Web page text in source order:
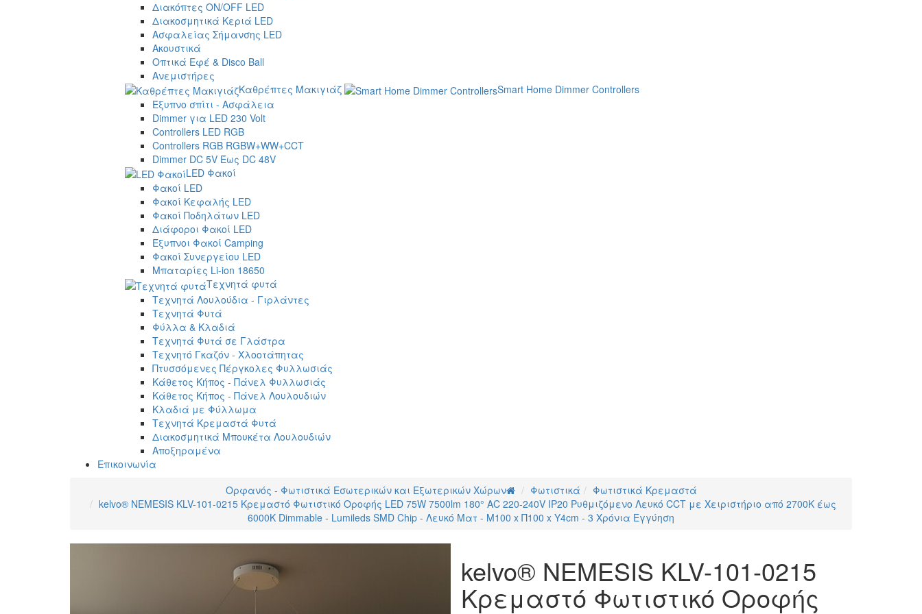
Διακόπτες ON/OFF LED
Διακοσμητικά Κεριά LED
Ασφαλείας Σήμανσης LED
Ακουστικά
Οπτικά Εφέ & Disco Ball
Ανεμιστήρες
Καθρέπτες Μακιγιάζ
Smart Home Dimmer Controllers
Έξυπνο σπίτι - Ασφάλεια
Dimmer για LED 230 Volt
Controllers LED RGB
Controllers RGB RGBW+WW+CCT
Dimmer DC 5V Έως DC 48V
LED Φακοί
Φακοί LED
Φακοί Κεφαλής LED
Φακοί Ποδηλάτων LED
Διάφοροι Φακοί LED
Έξυπνοι Φακοί Camping
Φακοί Συνεργείου LED
Μπαταρίες Li-ion 18650
Τεχνητά φυτά
Τεχνητά Λουλούδια - Γιρλάντες
Τεχνητά Φυτά
Φύλλα & Κλαδιά
Τεχνητά Φυτά σε Γλάστρα
Τεχνητό Γκαζόν - Χλοοτάπητας
Πτυσσόμενες Πέργκολες Φυλλωσιάς
Κάθετος Κήπος - Πάνελ Φυλλωσιάς
Κάθετος Κήπος - Πάνελ Λουλουδιών
Κλαδιά με Φύλλωμα
Τεχνητά Κρεμαστά Φυτά
Διακοσμητικά Μπουκέτα Λουλουδιών
Αποξηραμένα
Επικοινωνία
Ορφανός - Φωτιστικά Εσωτερικών και Εξωτερικών Χώρων
Φωτιστικά
Φωτιστικά Κρεμαστά
kelvo® NEMESIS KLV-101-0215 Κρεμαστό Φωτιστικό Οροφής LED 75W 7500lm 180° AC 220-240V IP20 Ρυθμιζόμενο Λευκό CCT με Χειριστήριο από 2700K έως
6000K Dimmable - Lumileds SMD Chip - Λευκό Ματ - Μ100 x Π100 x Υ4cm - 3 Χρόνια Εγγύηση
kelvo® NEMESIS KLV-101-0215
Κρεμαστό Φωτιστικό Οροφής